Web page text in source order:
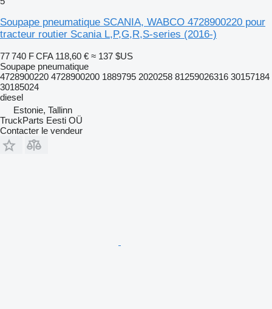
Soupape pneumatique SCANIA, WABCO 4728900220 pour
tracteur routier Scania L,P,G,R,S-series (2016-)
77 740 F CFA 118,60 € ≈ 137 $US
Soupape pneumatique
4728900220 4728900200 1889795 2020258 81259026316 30157184
30185024
diesel
Estonie, Tallinn
TruckParts Eesti OÜ
Contacter le vendeur